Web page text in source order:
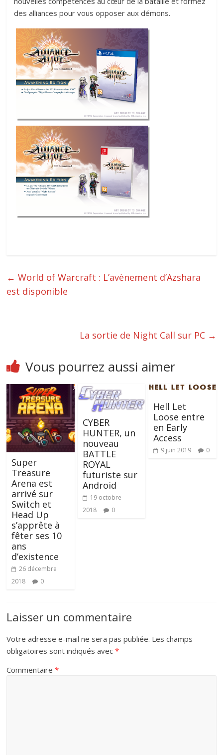
des alliances pour vous opposer aux démons.
← World of Warcraft : L’avènement d’Azshara
est disponible
La sortie de Night Call sur PC →
Vous pourrez aussi aimer
Super
Treasure
Arena est
arrivé sur
Switch et
Head Up
s’apprête à
fêter ses 10
ans
d’existence
26 décembre
2018
0
CYBER
HUNTER, un
nouveau
BATTLE
ROYAL
futuriste sur
Android
19 octobre
2018
0
Hell Let
Loose entre
en Early
Access
9 juin 2019 0
Laisser un commentaire
Votre adresse e-mail ne sera pas publiée. Les champs
obligatoires sont indiqués avec*
Commentaire*